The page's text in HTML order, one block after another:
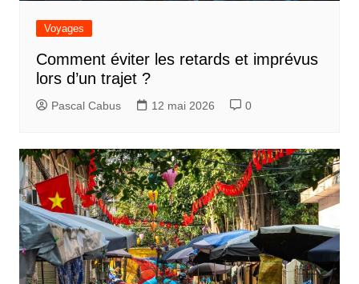
Voyages
Comment éviter les retards et imprévus
lors d’un trajet ?
Pascal Cabus 12 mai 2026 0